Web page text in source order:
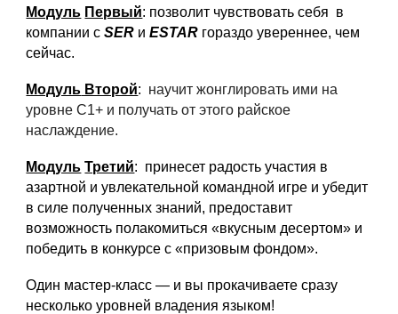
Модуль Первый: позволит чувствовать себя в
компании сSER иESTAR гораздо увереннее, чем
сейчас.
Модуль Второй: научит жонглировать ими на
уровне C1+ и получать от этого райское
наслаждение.
Модуль Третий: принесет радость участия в
азартной и увлекательной командной игре и убедит
в силе полученных знаний, предоставит
возможность полакомиться «вкусным десертом» и
победить в конкурсе с «призовым фондом».
Один мастер-класс — и вы прокачиваете сразу
несколько уровней владения языком!